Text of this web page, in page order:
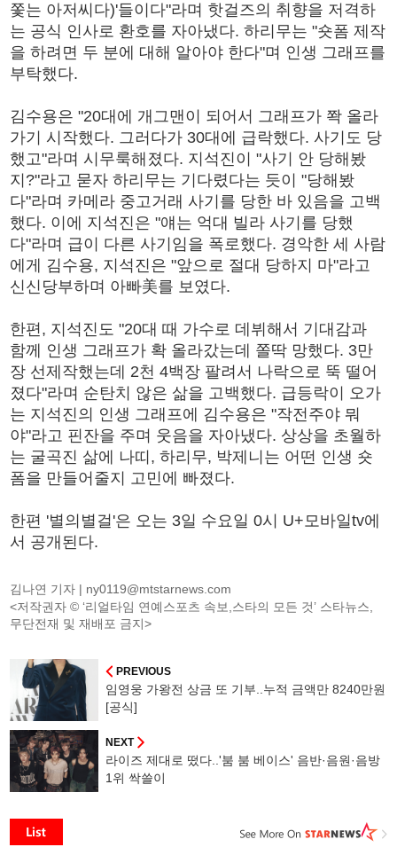
쫓는 아저씨다)'들이다"라며 핫걸즈의 취향을 저격하
는 공식 인사로 환호를 자아냈다. 하리무는 "숏폼 제작
을 하려면 두 분에 대해 알아야 한다"며 인생 그래프를
부탁했다.
김수용은 "20대에 개그맨이 되어서 그래프가 쫙 올라
가기 시작했다. 그러다가 30대에 급락했다. 사기도 당
했고"라며 시무룩해졌다. 지석진이 "사기 안 당해봤
지?"라고 묻자 하리무는 기다렸다는 듯이 "당해봤
다"라며 카메라 중고거래 사기를 당한 바 있음을 고백
했다. 이에 지석진은 "얘는 억대 빌라 사기를 당했
다"라며 급이 다른 사기임을 폭로했다. 경악한 세 사람
에게 김수용, 지석진은 "앞으로 절대 당하지 마"라고
신신당부하며 아빠美를 보였다.
한편, 지석진도 "20대 때 가수로 데뷔해서 기대감과
함께 인생 그래프가 확 올라갔는데 쫄딱 망했다. 3만
장 선제작했는데 2천 4백장 팔려서 나락으로 뚝 떨어
졌다"라며 순탄치 않은 삶을 고백했다. 급등락이 오가
는 지석진의 인생 그래프에 김수용은 "작전주야 뭐
야"라고 핀잔을 주며 웃음을 자아냈다. 상상을 초월하
는 굴곡진 삶에 나띠, 하리무, 박제니는 어떤 인생 숏
폼을 만들어줄지 고민에 빠졌다.
한편 '별의별걸'은 오는 3일 수요일 0시 U+모바일tv에
서 공개된다.
김나연 기자 | ny0119@mtstarnews.com
<저작권자 © ‘리얼타임 연예스포츠 속보,스타의 모든 것’ 스타뉴스,
무단전재 및 재배포 금지>
PREVIOUS
임영웅 가왕전 상금 또 기부..누적 금액만 8240만원
[공식]
NEXT
라이즈 제대로 떴다..'붐 붐 베이스' 음반·음원·음방
1위 싹쓸이